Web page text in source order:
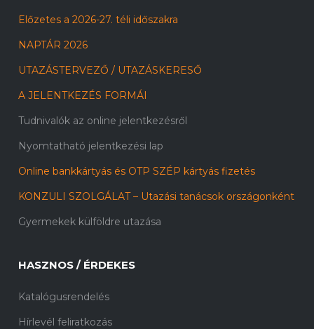
Előzetes a 2026-27. téli időszakra
NAPTÁR 2026
UTAZÁSTERVEZŐ / UTAZÁSKERESŐ
A JELENTKEZÉS FORMÁI
Tudnivalók az online jelentkezésről
Nyomtatható jelentkezési lap
Online bankkártyás és OTP SZÉP kártyás fizetés
KONZULI SZOLGÁLAT – Utazási tanácsok országonként
Gyermekek külföldre utazása
HASZNOS / ÉRDEKES
Katalógusrendelés
Hírlevél feliratkozás